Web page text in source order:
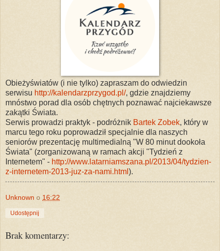
Obieżyświatów (i nie tylko) zapraszam do odwiedzin
serwisu http://kalendarzprzygod.pl/, gdzie znajdziemy
mnóstwo porad dla osób chętnych poznawać najciekawsze
zakątki Świata.
Serwis prowadzi praktyk - podróżnik Bartek Zobek, który w
marcu tego roku poprowadził specjalnie dla naszych
seniorów prezentację multimedialną "W 80 minut dookoła
Świata" (zorganizowaną w ramach akcji "Tydzień z
Internetem" - http://www.latarniamszana.pl/2013/04/tydzien-
z-internetem-2013-juz-za-nami.html ).
Unknown o 16:22
Udostępnij
Brak komentarzy: